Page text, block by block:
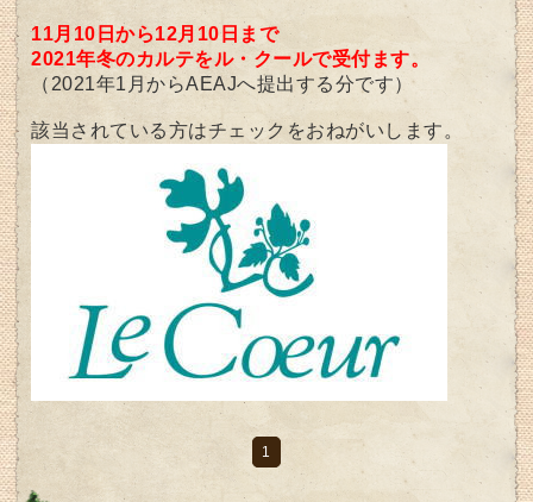
11月10日から12月10日まで
2021年冬のカルテをル・クールで受付ます。
（2021年1月からAEAJへ提出する分です）
該当されている方はチェックをおねがいします。
1